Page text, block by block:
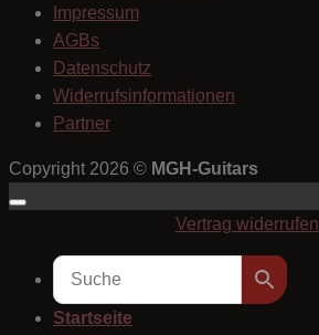
Impressum
AGBs
Datenschutz
Widerrufsinformationen
Partner
Copyright 2026 © MGH-Guitars
Vertrag widerrufen
Startseite